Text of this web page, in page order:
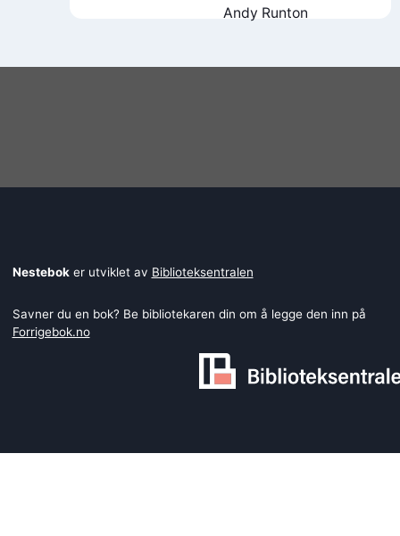
Andy Runton
Nesteboker utviklet av Biblioteksentralen
Savner du en bok? Be bibliotekaren din om å legge den inn på
Forrigebok.no